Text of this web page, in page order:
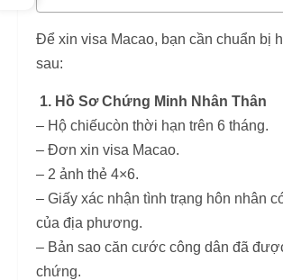
Để xin visa Macao, bạn cần chuẩn bị
sau:
1. Hồ Sơ Chứng Minh Nhân Thân
– Hộ chiếucòn thời hạn trên 6 tháng.
– Đơn xin visa Macao.
– 2 ảnh thẻ 4×6.
– Giấy xác nhận tình trạng hôn nhân
của địa phương.
– Bản sao căn cước công dân đã
chứng.